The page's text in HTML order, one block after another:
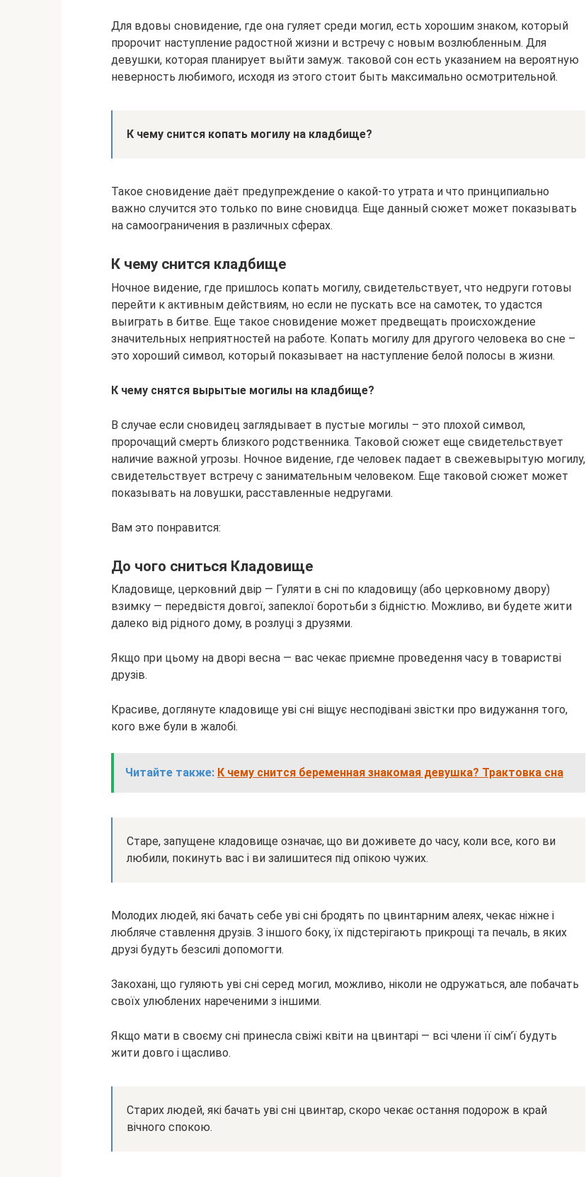
Для вдовы сновидение, где она гуляет среди могил, есть хорошим знаком, который
пророчит наступление радостной жизни и встречу с новым возлюбленным. Для
девушки, которая планирует выйти замуж. таковой сон есть указанием на вероятную
неверность любимого, исходя из этого стоит быть максимально осмотрительной.
К чему снится копать могилу на кладбище?
Такое сновидение даёт предупреждение о какой-то утрата и что принципиально
важно случится это только по вине сновидца. Еще данный сюжет может показывать
на самоограничения в различных сферах.
К чему снится кладбище
Ночное видение, где пришлось копать могилу, свидетельствует, что недруги готовы
перейти к активным действиям, но если не пускать все на самотек, то удастся
выиграть в битве. Еще такое сновидение может предвещать происхождение
значительных неприятностей на работе. Копать могилу для другого человека во сне –
это хороший символ, который показывает на наступление белой полосы в жизни.
К чему снятся вырытые могилы на кладбище?
В случае если сновидец заглядывает в пустые могилы – это плохой символ,
пророчащий смерть близкого родственника. Таковой сюжет еще свидетельствует
наличие важной угрозы. Ночное видение, где человек падает в свежевырытую могилу,
свидетельствует встречу с занимательным человеком. Еще таковой сюжет может
показывать на ловушки, расставленные недругами.
Вам это понравится:
До чого сниться Кладовище
Кладовище, церковний двір — Гуляти в сні по кладовищу (або церковному двору)
взимку — передвістя довгої, запеклої боротьби з бідністю. Можливо, ви будете жити
далеко від рідного дому, в розлуці з друзями.
Якщо при цьому на дворі весна — вас чекає приємне проведення часу в товаристві
друзів.
Красиве, доглянуте кладовище уві сні віщує несподівані звістки про видужання того,
кого вже були в жалобі.
Читайте также: К чему снится беременная знакомая девушка? Трактовка сна
Старе, запущене кладовище означає, що ви доживете до часу, коли все, кого ви
любили, покинуть вас і ви залишитеся під опікою чужих.
Молодих людей, які бачать себе уві сні бродять по цвинтарним алеях, чекає ніжне і
любляче ставлення друзів. З іншого боку, їх підстерігають прикрощі та печаль, в яких
друзі будуть безсилі допомогти.
Закохані, що гуляють уві сні серед могил, можливо, ніколи не одружаться, але побачать
своїх улюблених нареченими з іншими.
Якщо мати в своєму сні принесла свіжі квіти на цвинтарі — всі члени її сім’ї будуть
жити довго і щасливо.
Старих людей, які бачать уві сні цвинтар, скоро чекає остання подорож в край
вічного спокою.